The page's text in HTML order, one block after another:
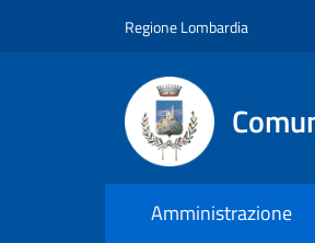
Regione Lombardia
Amministrazione